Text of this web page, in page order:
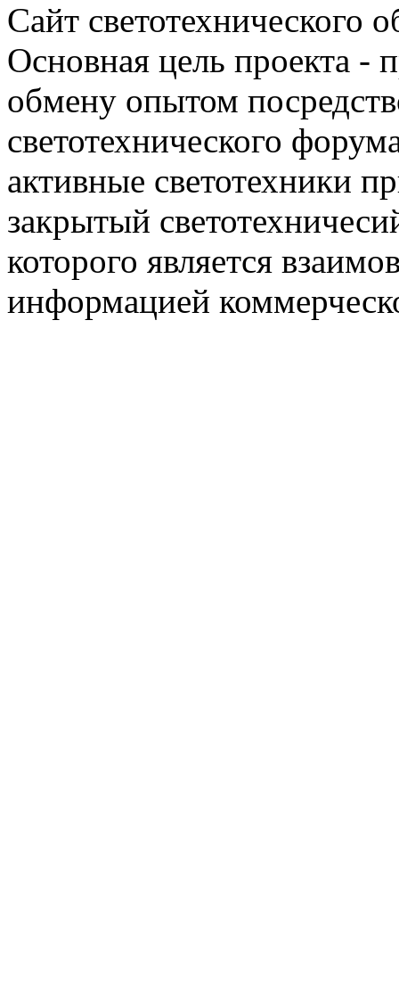
Сайт светотехнического
Основная цель проекта -
обмену опытом
светотехнического
активные светотехники
закрытый
которого является
информацией